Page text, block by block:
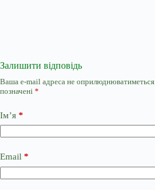
Залишити відповідь
Ваша e-mail адреса не оприлюднюватиметься.
позначені *
Ім’я *
Email *